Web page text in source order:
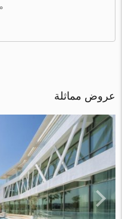
عروض مماثلة